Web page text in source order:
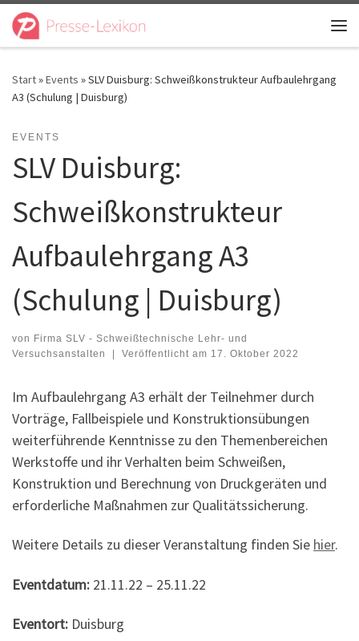
Zum Inhalt springen
Start»Events »SLV Duisburg: Schweißkonstrukteur Aufbaulehrgang
A3 (Schulung | Duisburg)
EVENTS
SLV Duisburg:
Schweißkonstrukteur
Aufbaulehrgang A3
(Schulung | Duisburg)
von Firma SLV - Schweißtechnische Lehr- und
Versuchsanstalten
| Veröffentlicht am 17. Oktober 2022
Im Aufbaulehrgang A3 erhält der Teilnehmer durch
Vorträge, Fallbeispiele und Konstruktionsübungen
weiterführende Kenntnisse zu den Themenbereichen
Werkstoffe und ihr Verhalten beim Schweißen,
Konstruktion und Berechnung von Druckgeräten und
erforderliche Maßnahmen zur Qualitätssicherung.
Weitere Details zu dieser Veranstaltung finden Sie hier.
Eventdatum: 21.11.22 – 25.11.22
Eventort: Duisburg